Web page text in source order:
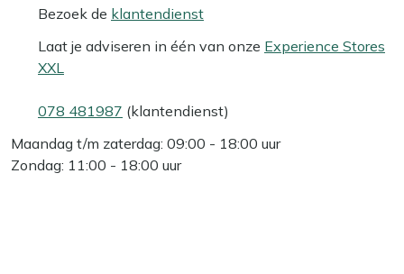
Bezoek de klantendienst
Laat je adviseren in één van onze Experience Stores
XXL
078 481987 (klantendienst)
Maandag t/m zaterdag: 09:00 - 18:00 uur
Zondag: 11:00 - 18:00 uur